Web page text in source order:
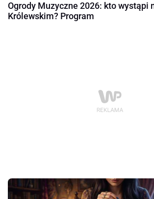
Ogrody Muzyczne 2026: kto wystąpi
Królewskim? Program